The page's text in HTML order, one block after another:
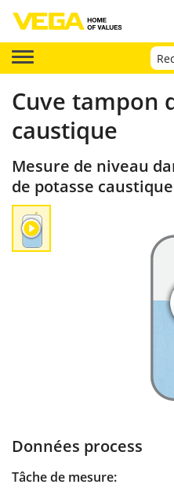
Cuve tampon
caustique
Mesure de niveau
de potasse caustique
Données process
Tâche de mesure: